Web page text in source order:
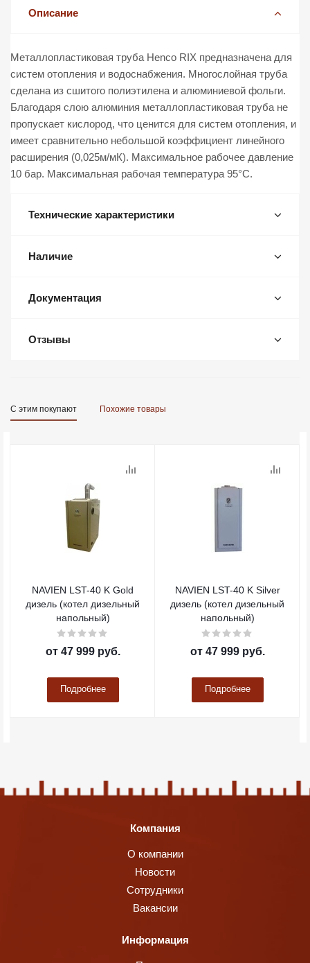
Описание
Металлопластиковая труба Henco RIX предназначена для
систем отопления и водоснабжения. Многослойная труба
сделана из сшитого полиэтилена и алюминиевой фольги.
Благодаря слою алюминия металлопластиковая труба не
пропускает кислород, что ценится для систем отопления, и
имеет сравнительно небольшой коэффициент линейного
расширения (0,025м/мК). Максимальное рабочее давление
10 бар. Максимальная рабочая температура 95°C.
Технические характеристики
Наличие
Документация
Отзывы
С этим покупают Похожие товары
NAVIEN LST-40 K Gold
дизель (котел дизельный
напольный)
от 47 999 руб.
Подробнее
NAVIEN LST-40 K Silver
дизель (котел дизельный
напольный)
от 47 999 руб.
Подробнее
Компания
О компании
Новости
Сотрудники
Вакансии
Информация